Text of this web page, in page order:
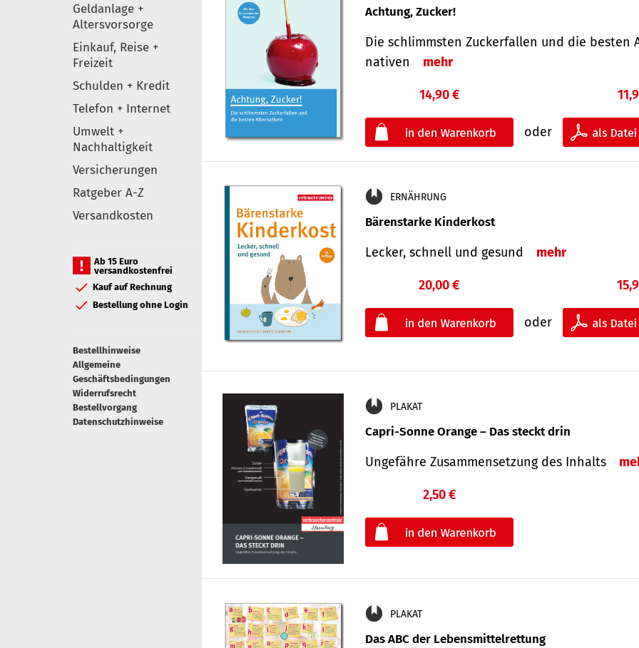
Geldanlage +
Altersvorsorge
Einkauf, Reise +
Freizeit
Schulden + Kredit
Telefon + Internet
Umwelt +
Nachhaltigkeit
Versicherungen
Ratgeber A-Z
Versandkosten
Ab 15 Euro
versandkostenfrei
Kauf auf Rechnung
Bestellung ohne Login
Bestellhinweise
Allgemeine
Geschäftsbedingungen
Widerrufsrecht
Bestellvorgang
Datenschutzhinweise
Achtung, Zucker!
Die schlimmsten Zucker­fallen und die besten
nativen
mehr
14,90 €
oder
ERNÄHRUNG
Bärenstarke Kinderkost
Lecker, schnell und gesund mehr
20,00 €
oder
PLAKAT
Capri-Sonne Orange – Das steckt drin
Ungefähre Zu­sammen­setzung des Inhalts
2,50 €
PLAKAT
Das ABC der Lebensmittelrettung